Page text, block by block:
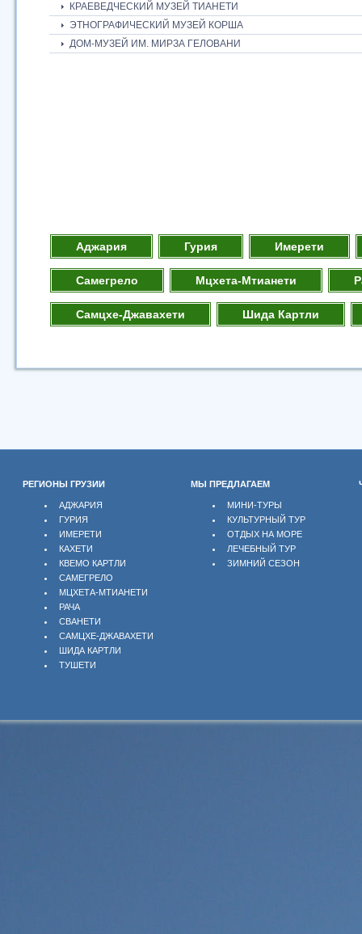
КРАЕВЕДЧЕСКИЙ МУЗЕЙ ТИАНЕТИ
ЭТНОГРАФИЧЕСКИЙ МУЗЕЙ КОРША
ДОМ-МУЗЕЙ ИМ. МИРЗА ГЕЛОВАНИ
Аджария Гурия Имерети
Самегрело Мцхета-Мтианети
Самцхе-Джавахети Шида Картли
РЕГИОНЫ ГРУЗИИ МЫ ПРЕДЛАГАЕМ
АДЖАРИЯ
ГУРИЯ
ИМЕРЕТИ
КАХЕТИ
КВЕМО КАРТЛИ
САМЕГРЕЛО
МЦХЕТА-МТИАНЕТИ
РАЧА
СВАНЕТИ
САМЦХЕ-ДЖАВАХЕТИ
ШИДА КАРТЛИ
ТУШЕТИ
МИНИ-ТУРЫ
КУЛЬТУРНЫЙ ТУР
ОТДЫХ НА МОРЕ
ЛЕЧЕБНЫЙ ТУР
ЗИМНИЙ СЕЗОН